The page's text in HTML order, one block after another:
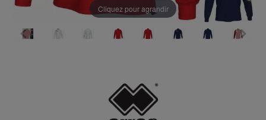
Cliquez pour agrandir